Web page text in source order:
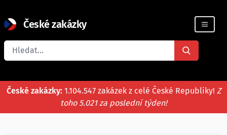
České zakázky
Registrace firmy
České zakázky: 1.104.547 zakázek z celé České Republiky! Z
toho 5.021 za poslední týden!